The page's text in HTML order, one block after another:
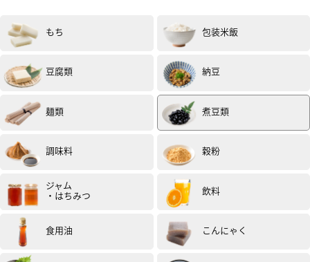
も美味しくお豆を食べていました。
どのメーカーもパックのままだと、子供には味が濃いで
すが、かと言って、豆を煮るのは難しくて煮た事ないの
で、こうしてシンプルな食材で煮豆が売っているとアレ
ンジしやすいです。
（試食モニター）
★★★★★
もち 包装米飯
豆腐類 納豆
麺類 煮豆類
調味料 穀粉
ジャム
・はちみつ 飲料
食用油 こんにゃく